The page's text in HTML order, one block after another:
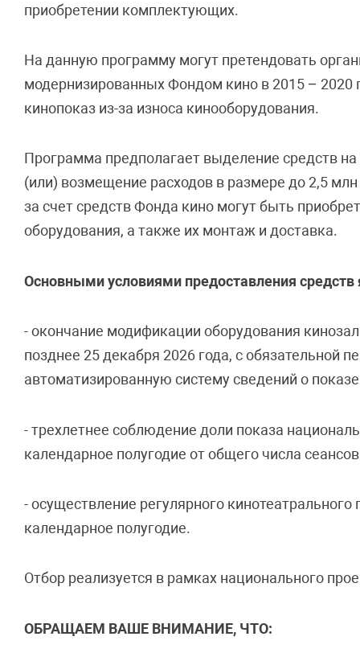
приобретении комплектующих.
На данную программу могут претендовать
модернизированных Фондом кино в 2015 – 2020
кинопоказ из-за износа кинооборудования.
Программа предполагает выделение средств
(или) возмещение расходов в размере до 2,5
за счет средств Фонда кино могут быть
оборудования, а также их монтаж и доставка.
Основными условиями предоставления средств
- окончание модификации оборудования
позднее 25 декабря 2026 года, с обязательной
автоматизированную систему сведений о
- трехлетнее соблюдение доли показа
календарное полугодие от общего числа
- осуществление регулярного
календарное полугодие.
Отбор реализуется в рамках национального
ОБРАЩАЕМ ВАШЕ ВНИМАНИЕ, ЧТО: